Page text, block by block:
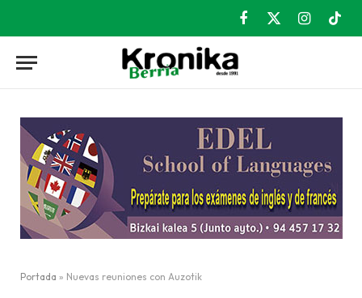
Facebook
X
Instagram
Portada » Nuevas reuniones con Auzotik